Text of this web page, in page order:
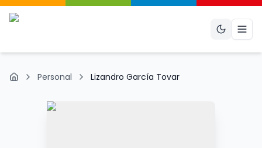
Inicio Personal Lizandro García Tovar